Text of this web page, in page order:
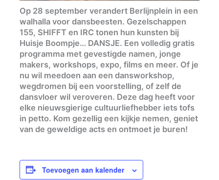
Op 28 september verandert Berlijnplein in een
walhalla voor dansbeesten. Gezelschappen
155, SHIFFT en IRC tonen hun kunsten bij
Huisje Boompje… DANSJE. Een volledig gratis
programma met gevestigde namen, jonge
makers, workshops, expo, films en meer. Of je
nu wil meedoen aan een dansworkshop,
wegdromen bij een voorstelling, of zelf de
dansvloer wil veroveren. Deze dag heeft voor
elke nieuwsgierige cultuurliefhebber iets tofs
in petto. Kom gezellig een kijkje nemen, geniet
van de geweldige acts en ontmoet je buren!
Toevoegen aan kalender